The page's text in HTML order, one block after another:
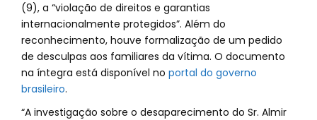
(9), a “violação de direitos e garantias
internacionalmente protegidos”. Além do
reconhecimento, houve formalização de um pedido
de desculpas aos familiares da vítima. O documento
na íntegra está disponível no portal do governo
brasileiro.
“A investigação sobre o desaparecimento do Sr. Almir